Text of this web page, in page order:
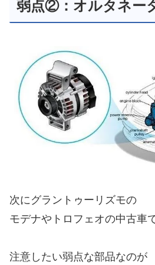
弱点②：オルタネー
次にグラントゥーリズモの
モデナやトロフェオの中古車
注意したい弱点な部品なのが